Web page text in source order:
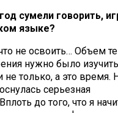
сумели говорить,
языке?
не освоить… Объем
нужно было изучить
не только, а это время.
серьезная
до того, что я